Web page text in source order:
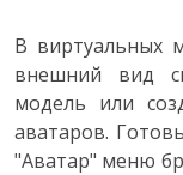
В виртуальных
внешний вид
модель или
аватаров.
"Аватар" меню